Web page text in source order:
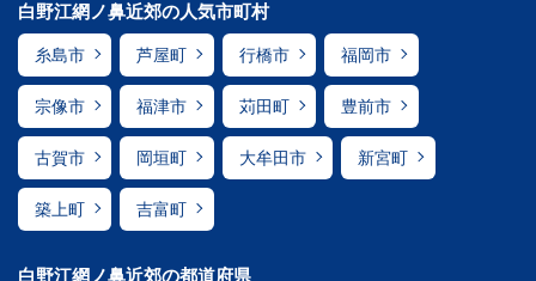
白野江網ノ鼻近郊の人気市町村
糸島市 芦屋町 行橋市 福岡市
宗像市 福津市 苅田町 豊前市
古賀市 岡垣町 大牟田市 新宮町
築上町 吉富町
白野江網ノ鼻近郊の都道府県